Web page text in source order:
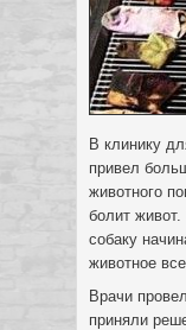
В клинику
привел
животного
болит
собаку
животное
Врачи
приняли